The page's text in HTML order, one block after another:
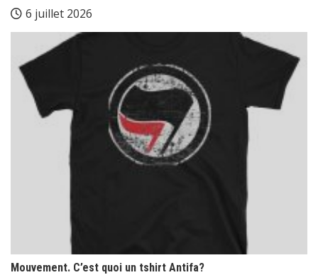
6 juillet 2026
Mouvement. C’est quoi un tshirt Antifa?